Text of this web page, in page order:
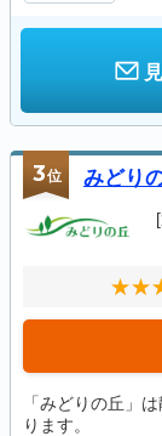
3位 みどり
「みどりの丘」
ります。